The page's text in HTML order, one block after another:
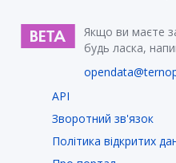
Якщо ви маєте
будь ласка,
API
Зворотний зв'язок
Політика відкритих